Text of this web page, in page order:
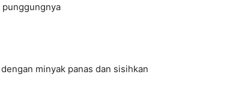
minyak panas dan sisihkan